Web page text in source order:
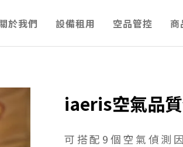
於我們 設備租用 空品管控 商
iaeris空氣品
可搭配9個空氣偵測